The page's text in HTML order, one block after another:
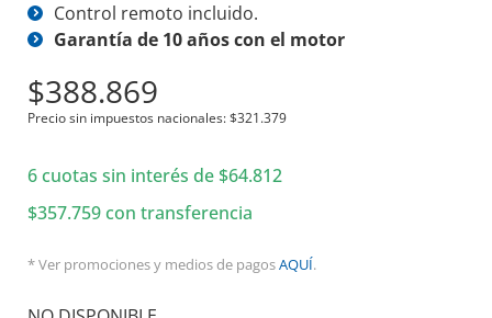
Control remoto incluido.
Garantía de 10 años con el motor
$388.869
Precio sin impuestos nacionales:$321.379
6 cuotas sin interés de $64.812
$357.759con transferencia
* Ver promociones y medios de pagosAQUÍ.